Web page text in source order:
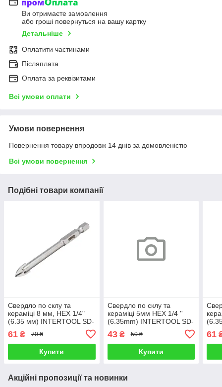
Ви отримаєте замовлення
або гроші повернуться на вашу картку
Детальніше
Оплатити частинами
Післяплата
Оплата за реквізитами
Всі умови оплати
Умови повернення
Повернення товару впродовж 14 днів за домовленістю
Всі умови повернення
Подібні товари компанії
Свердло по склу та
кераміці 8 мм, HEX 1/4"
(6.35 мм) INTERTOOL SD-
61 ₴ 70 ₴
Купити
Свердло по склу та
кераміці 5мм HEX 1/4 ''
(6.35mm) INTERTOOL SD-
43₴ 50 ₴
Купити
61
Акційні пропозиції та новинки